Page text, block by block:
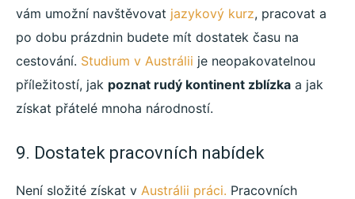
vám umožní navštěvovat jazykový kurz, pracovat a
po dobu prázdnin budete mít dostatek času na
cestování. Studium v Austrálii je neopakovatelnou
příležitostí, jak poznat rudý kontinent zblízka a jak
získat přátelé mnoha národností.
9. Dostatek pracovních nabídek
Není složité získat v Austrálii práci. Pracovních